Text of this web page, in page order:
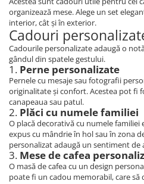
organizează mese. Alege un set
interior, cât și în exterior.
Cadouri
Cadourile personalizate adaugă o
gândul din spatele gestului.
1. Perne personalizate
Pernele cu mesaje sau fotografii
originalitate și confort. Acestea pot fi
canapeaua sau patul.
2. Plăci cu numele familiei
O placă decorativă cu numele familiei
expus cu mândrie în hol sau în zona
personalizat adaugă un sentiment de
3. Mese de cafea
O masă de cafea cu un design
poate fi un cadou memorabil, care